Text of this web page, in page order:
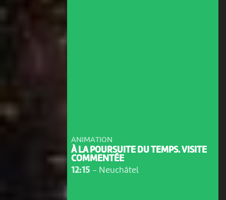
ANIMATION
À LA POURSUITE DU TEMPS. VISITE
COMMENTÉE
12:15 - Neuchâtel